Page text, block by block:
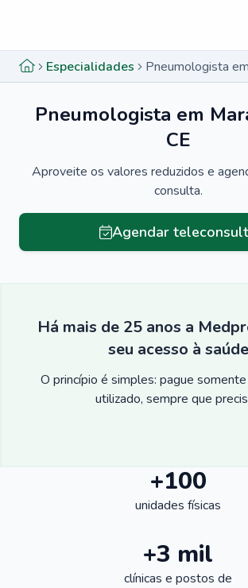
Especialidades
Pneumologista em
CE
Aproveite os valores reduzidos e
consulta.
Agendar
Há mais de 25 anos a
seu acesso à saúde
O princípio é simples: pague
utilizado, sempre que
+100
unidades físicas
+3 mil
clínicas e postos de